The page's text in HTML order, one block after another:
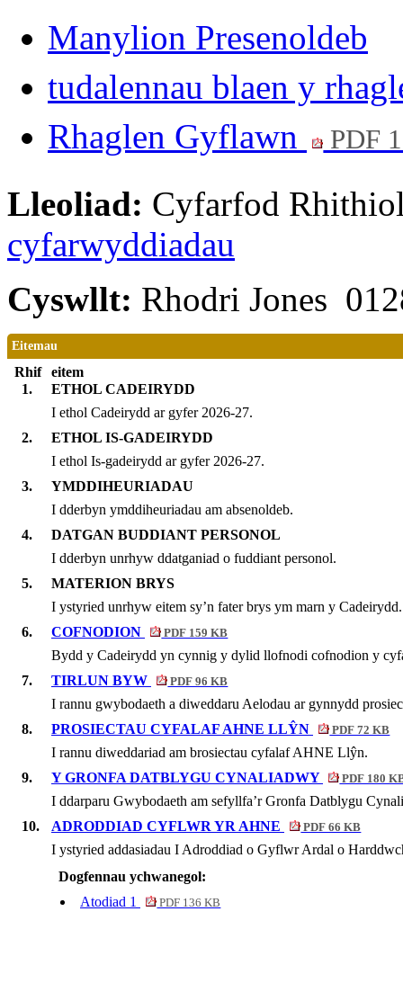
Manylion Presenoldeb
tudalennau blaen y
Rhaglen Gyflawn
PDF
Lleoliad: Cyfarfod
cyfarwyddiadau
Cyswllt: Rhodri Jones
Eitemau
Rhif
eitem
1.
ETHOL CADEIRYDD
I ethol Cadeirydd ar gyfer 2026-27.
2.
ETHOL IS-GADEIRYDD
I ethol Is-gadeirydd ar gyfer 2026-27.
3.
YMDDIHEURIADAU
I dderbyn ymddiheuriadau am absenoldeb.
4.
DATGAN BUDDIANT PERSONOL
I dderbyn unrhyw ddatganiad o fuddiant personol.
5.
MATERION BRYS
I ystyried unrhyw eitem sy’n fater brys ym marn y Cadeirydd.
6.
COFNODION PDF 159 KB
Bydd y Cadeirydd yn cynnig y dylid llofnodi cofnodion y
7.
TIRLUN BYW PDF 96 KB
I rannu gwybodaeth a diweddaru Aelodau ar gynnydd
8.
PROSIECTAU CYFALAF AHNE LLŶN PDF 72 KB
I rannu diweddariad am brosiectau cyfalaf AHNE Llŷn.
9.
Y GRONFA DATBLYGU CYNALIADWY PDF 180
I ddarparu Gwybodaeth am sefyllfa’rGronfa Datblygu
10.
ADRODDIAD CYFLWR YR AHNE PDF 66 KB
I ystyried addasiadau I Adroddiad o GyflwrArdal o
Dogfennau ychwanegol:
Atodiad 1
PDF 136 KB